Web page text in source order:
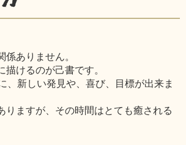
ありません。
けるのが己書です。
、新しい発見や、喜び、目標が出来ま
りますが、その時間はとても癒される